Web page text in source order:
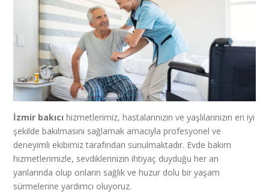
İzmir bakıcı hizmetlerimiz, hastalarınızın ve yaşlılarınızın en iyi
şekilde bakılmasını sağlamak amacıyla profesyonel ve
deneyimli ekibimiz tarafından sunulmaktadır. Evde bakım
hizmetlerimizle, sevdiklerinizin ihtiyaç duyduğu her an
yanlarında olup onların sağlık ve huzur dolu bir yaşam
sürmelerine yardımcı oluyoruz.